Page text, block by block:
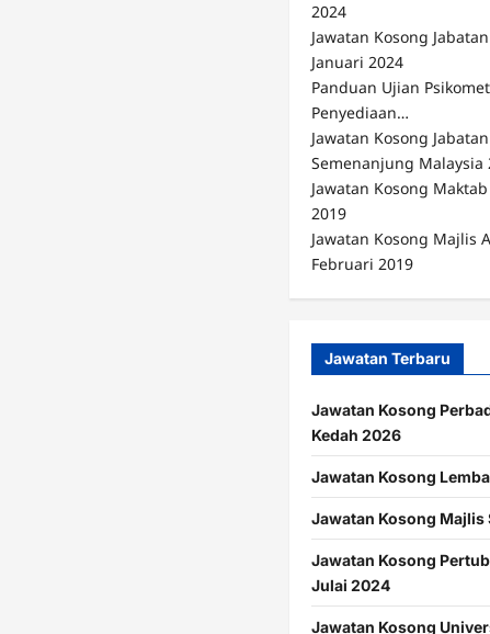
2024
Jawatan Kosong
Januari 2024
Panduan Ujian
Penyediaan…
Jawatan Kosong
Semenanjung Malaysia
Jawatan Kosong
2019
Jawatan Kosong Majlis
Februari 2019
Jawatan Terbaru
Jawatan Kosong
Kedah 2026
Jawatan Kosong
Jawatan Kosong Majlis
Jawatan Kosong
Julai 2024
Jawatan Kosong